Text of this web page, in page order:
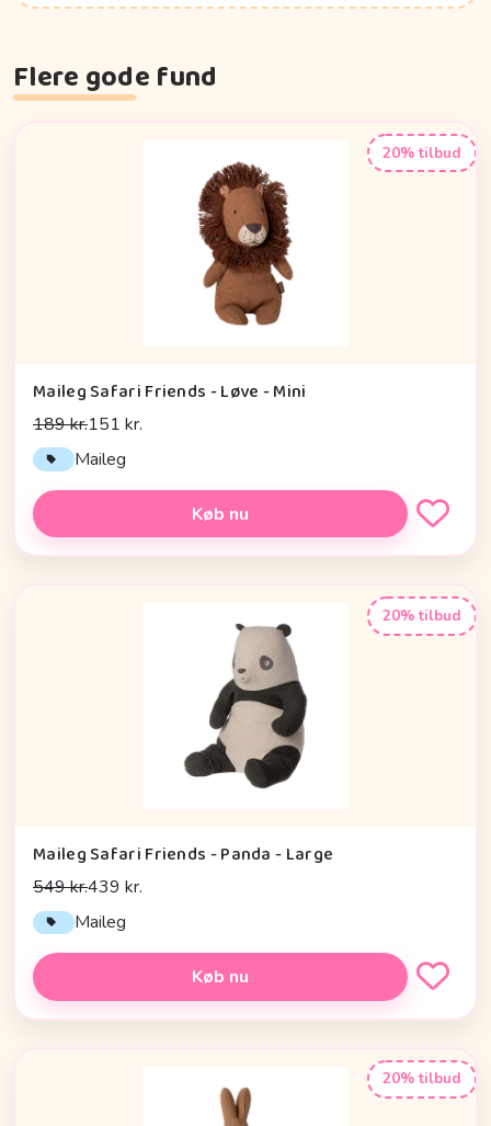
Flere gode fund
20% tilbud
Maileg Safari Friends - Løve - Mini
189 kr.151 kr.
Maileg
Køb nu
20% tilbud
Maileg Safari Friends - Panda - Large
549 kr.439 kr.
Maileg
Køb nu
20% tilbud